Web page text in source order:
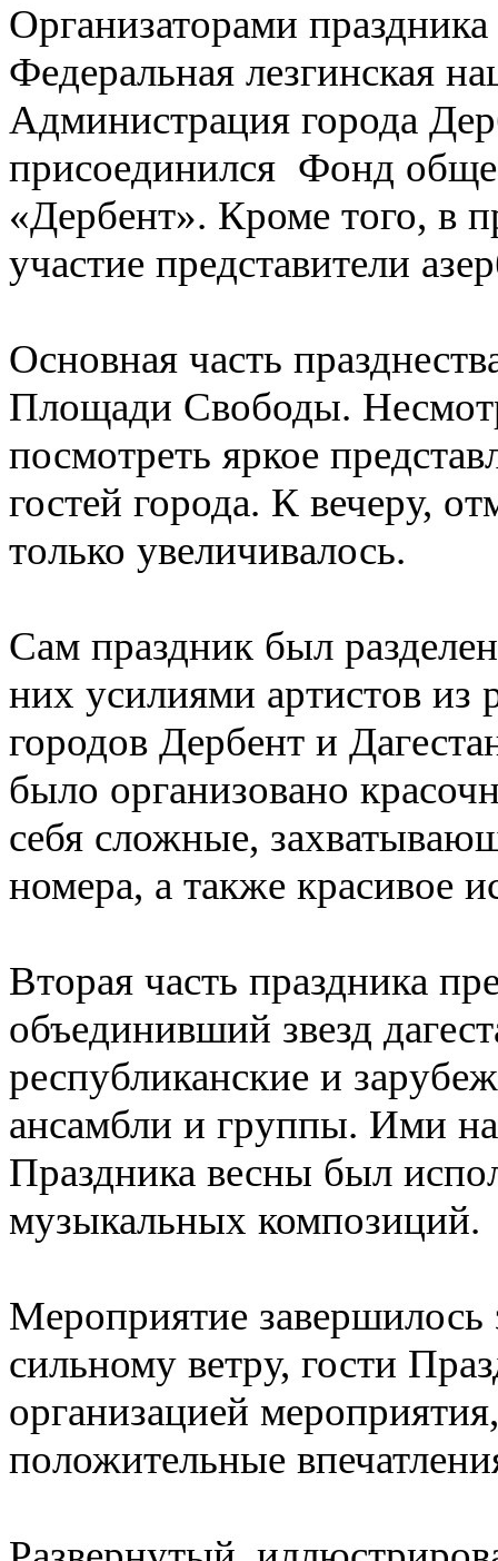
Организаторами
Федеральная лезгинская
Администрация города
присоединился Фонд
«Дербент». Кроме того, в
участие представители
Основная часть
Площади Свободы.
посмотреть яркое
гостей города. К вечеру,
только увеличивалось.
Сам праздник был
них усилиями артистов
городов Дербент и
было организовано
себя сложные,
номера, а также красивое
Вторая часть праздника
объединивший звезд
республиканские и
ансамбли и группы. Ими
Праздника весны был
музыкальных композиций.
Мероприятие
сильному ветру, гости
организацией
положительные